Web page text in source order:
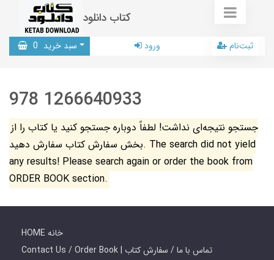
کتاب دانلود
سبد خرید 0 ورود ثبت‌نام
978 1266640933
جستجو نتیجه‌ای نداشت! لطفاً دوباره جستجو کنید یا کتاب را از
بخش سفارش کتاب سفارش دهید. The search did not yield
any results! Please search again or order the book from
ORDER BOOK section.
HOME خانه
Contact Us / Order Book | تماس با ما / سفارش کتاب